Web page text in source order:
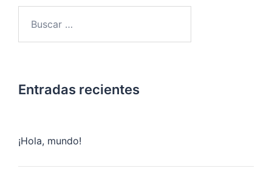
Entradas recientes
¡Hola, mundo!